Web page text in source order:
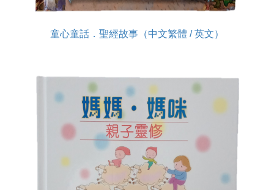
童心童話．聖經故事（中文繁體 / 英文）